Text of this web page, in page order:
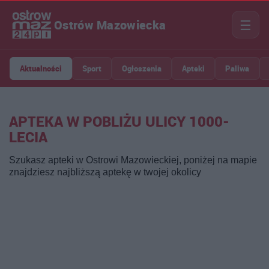
Ostrów Mazowiecka ☰
Aktualności Sport Ogłoszenia Apteki Paliwa
APTEKA W POBLIŻU ULICY 1000-
LECIA
Szukasz apteki w Ostrowi Mazowieckiej, poniżej na mapie
znajdziesz najbliższą aptekę w twojej okolicy